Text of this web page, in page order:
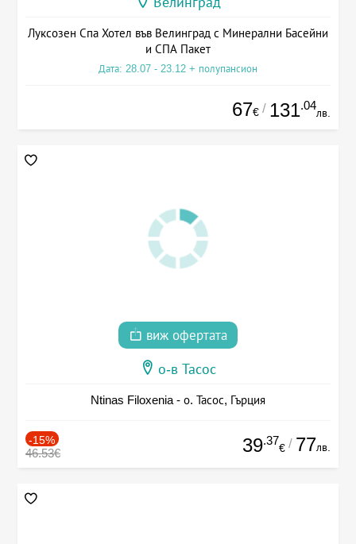
Луксозен Спа Хотел във Велинград с Минерални Басейни
и СПА Пакет
Дата: 28.07 - 23.12 + полупансион
67€ / 131.04
лв.
виж офертата
о-в Тасос
Ntinas Filoxenia - о. Тасос, Гърция
-15%
46.53€ 39.37
€ / 77лв.